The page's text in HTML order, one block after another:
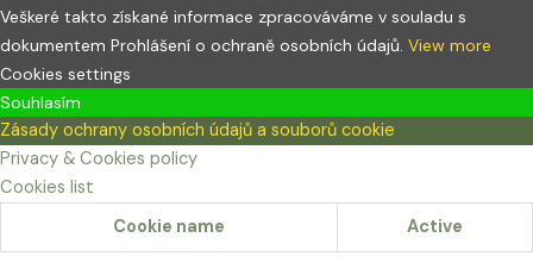
Veškeré takto získané informace zpracováváme v souladu s
dokumentem Prohlášení o ochraně osobních údajů. View more
Cookies settings
Souhlasím
Zásady ochrany osobních údajů a souborů cookie
Privacy & Cookies policy
Cookies list
Cookie name
Active